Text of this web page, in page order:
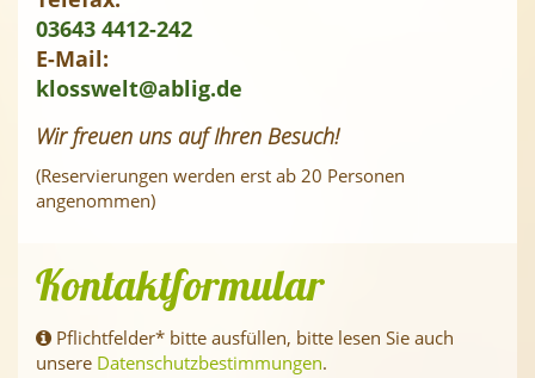
03643 4412-242
E-Mail:
klosswelt@ablig.de
Wir freuen uns auf Ihren Besuch!
(Reservierungen werden erst ab 20 Personen
angenommen)
Kontaktformular
Pflichtfelder* bitte ausfüllen, bitte lesen Sie auch
unsere Datenschutzbestimmungen.